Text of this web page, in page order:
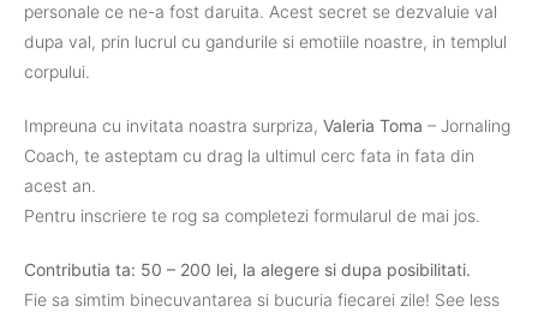
personale ce ne-a fost daruita. Acest secret se dezvaluie val
dupa val, prin lucrul cu gandurile si emotiile noastre, in templul
corpului.
Impreuna cu invitata noastra surpriza, Valeria Toma – Jornaling
Coach, te asteptam cu drag la ultimul cerc fata in fata din
acest an.
Pentru inscriere te rog sa completezi formularul de mai jos.
Contributia ta: 50 – 200 lei, la alegere si dupa posibilitati.
Fie sa simtim binecuvantarea si bucuria fiecarei zile! See less